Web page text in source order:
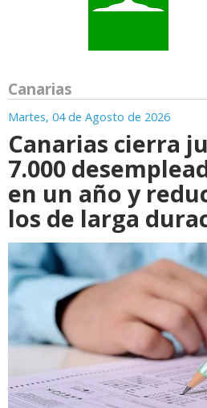
Canarias
Martes, 04 de Agosto de 2026
Canarias cierra
7.000
en un año y
los de larga